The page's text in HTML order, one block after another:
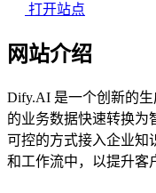
打开站点
网站介绍
Dify.AI 是一个创新的
的业务数据快速转换为
可控的方式接入企业知
和工作流中，以提升客